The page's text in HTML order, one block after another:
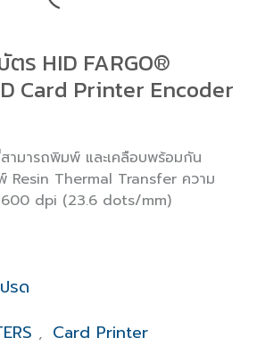
ร HID FARGO®
Card Printer Encoder
ามารถพิมพ์ และเคลือบพร้อมกัน
Resin Thermal Transfer ความ
600 dpi (23.6 dots/mm)
รด
, Card Printer